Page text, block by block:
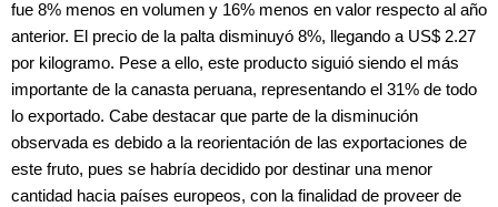
fue 8% menos en volumen y 16% menos en valor respecto al año
anterior. El precio de la palta disminuyó 8%, llegando a US$ 2.27
por kilogramo. Pese a ello, este producto siguió siendo el más
importante de la canasta peruana, representando el 31% de todo
lo exportado. Cabe destacar que parte de la disminución
observada es debido a la reorientación de las exportaciones de
este fruto, pues se habría decidido por destinar una menor
cantidad hacia países europeos, con la finalidad de proveer de